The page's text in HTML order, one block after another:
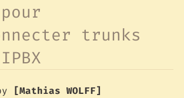
trunks
[Mathias WOLFF]